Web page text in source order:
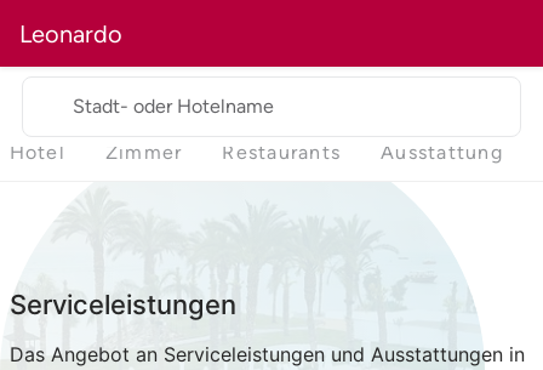
Leonardo
Stadt- oder Hotelname
Hotel Zimmer Restaurants Ausstattung
Serviceleistungen
Das Angebot an Serviceleistungen und Ausstattungen in